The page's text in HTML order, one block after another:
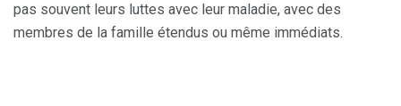
pas souvent leurs luttes avec leur maladie, avec des
membres de la famille étendus ou même immédiats.